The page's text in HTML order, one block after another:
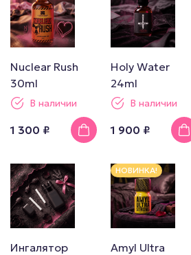
Nuclear Rush
30ml
В наличии
1 300 ₽
Holy Water
24ml
В наличии
1 900 ₽
Ингалятор
НОВИНКА!
Amyl Ultra